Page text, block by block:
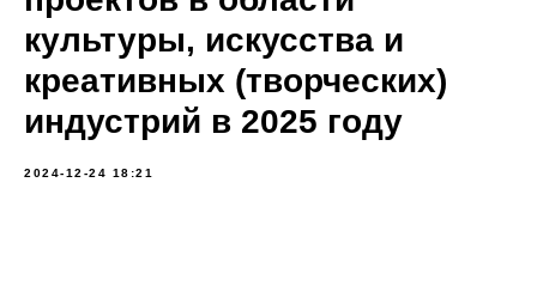
культуры, искусства и
креативных (творческих)
индустрий в 2025 году
2024-12-24 18:21